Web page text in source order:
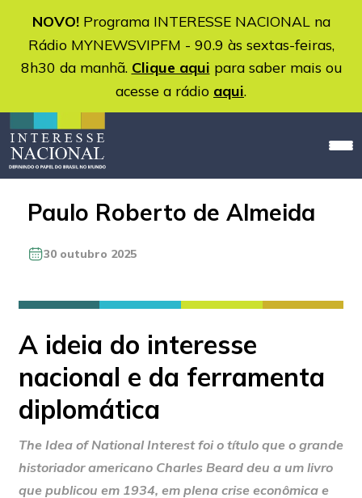
NOVO!Programa INTERESSE NACIONAL na
Rádio MYNEWSVIPFM - 90.9 às sextas-feiras,
8h30 da manhã. Clique aqui para saber mais ou
acesse a rádio aqui.
Paulo Roberto de Almeida
30 outubro 2025
A ideia do interesse
nacional e da ferramenta
diplomática
The Idea of National Interest foi o título que o grande
historiador americano Charles Beard deu a um livro
que publicou em 1934, em plena crise econômica e